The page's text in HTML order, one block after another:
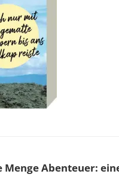
Abenteuer: